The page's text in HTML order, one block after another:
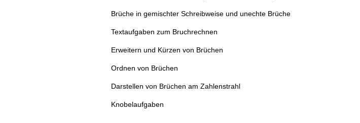
Brüche in gemischter Schreibweise und unechte Brüche
Textaufgaben zum Bruchrechnen
Erweitern und Kürzen von Brüchen
Ordnen von Brüchen
Darstellen von Brüchen am Zahlenstrahl
Knobelaufgaben